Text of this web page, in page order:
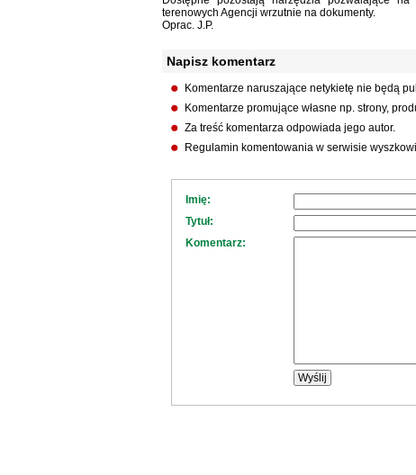
terenowych Agencji wrzutnie na dokumenty.
Oprac. J.P.
Napisz komentarz
Komentarze naruszające netykietę nie będą
Komentarze promujące własne np. strony,
Za treść komentarza odpowiada jego autor.
Regulamin komentowania w serwisie
Imię:
Tytuł:
Komentarz: